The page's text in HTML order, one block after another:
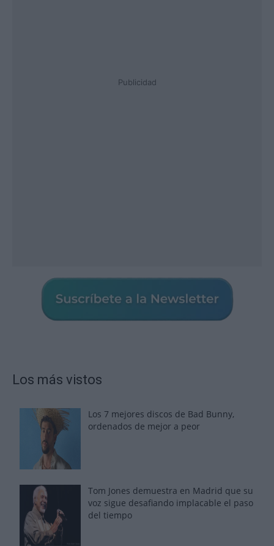
Publicidad
Los más vistos
Los 7 mejores discos de Bad Bunny,
ordenados de mejor a peor
Tom Jones demuestra en Madrid que su
voz sigue desafiando implacable el paso
del tiempo